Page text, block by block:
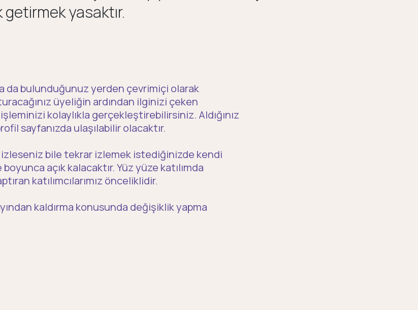
getirmek yasaktır.
da bulunduğunuz yerden çevrimiçi olarak
üyeliğin ardından ilginizi çeken
kolaylıkla gerçekleştirebilirsiniz. Aldığınız
sayfanızda ulaşılabilir olacaktır.
bile tekrar izlemek istediğinizde kendi
açık kalacaktır. Yüz yüze katılımda
katılımcılarımız önceliklidir.
kaldırma konusunda değişiklik yapma